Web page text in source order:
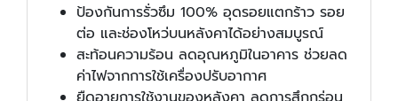
ป้องกันการรั่วซึม 100% อุดรอยแตกร้าว รอย
ต่อ และช่องโหว่บนหลังคาได้อย่างสมบูรณ์
สะท้อนความร้อน ลดอุณหภูมิในอาคาร ช่วยลด
ค่าไฟจากการใช้เครื่องปรับอากาศ